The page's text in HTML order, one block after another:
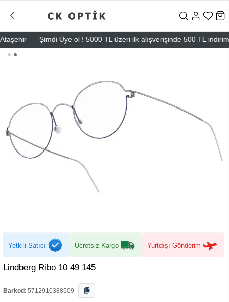
Şimdi Üye ol ! 5000 TL üzeri ilk alışverişinde 500 TL indirim
Yetkili Satıcı Ücretsiz Kargo Yurtdışı Gönderim
Lindberg Ribo 10 49 145
Barkod : 5712910388509